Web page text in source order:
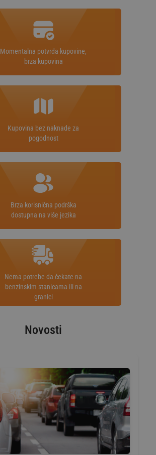
Momentalna potvrda kupovine,
brza kupovina
Kupovina bez naknade za
pogodnost
Brza korisnična podrška
dostupna na više jezika
Nema potrebe da čekate na
benzinskim stanicama ili na
granici
Novosti